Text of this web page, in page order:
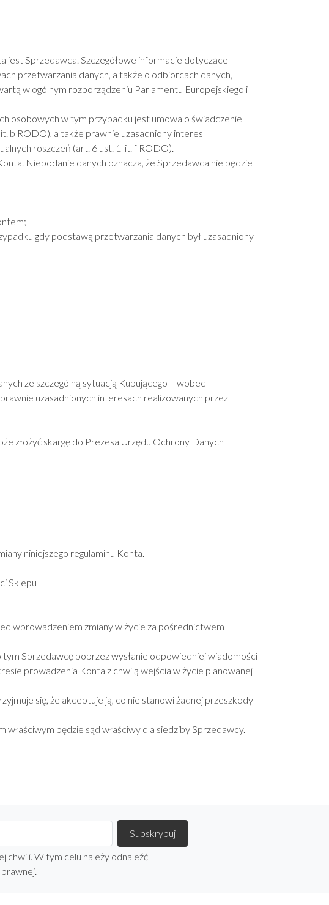
Sprzedawca. Szczegółowe informacje dotyczące
przetwarzania danych, a także o odbiorcach danych,
w ogólnym rozporządzeniu Parlamentu Europejskiego i
osobowych w tym przypadku jest umowa o świadczenie
b RODO), a także prawnie uzasadniony interes
roszczeń (art. 6 ust. 1 lit. f RODO).
Niepodanie danych oznacza, że Sprzedawca nie będzie
gdy podstawą przetwarzania danych był uzasadniony
ze szczególną sytuacją Kupującego – wobec
uzasadnionych interesach realizowanych przez
złożyć skargę do Prezesa Urzędu Ochrony Danych
niniejszego regulaminu Konta.
Sklepu
wprowadzeniem zmiany w życie za pośrednictwem
Sprzedawcę poprzez wysłanie odpowiedniej wiadomości
prowadzenia Konta z chwilą wejścia w życie planowanej
się, że akceptuje ją, co nie stanowi żadnej przeszkody
będzie sąd właściwy dla siedziby Sprzedawcy.
chwili. W tym celu należy odnaleźć